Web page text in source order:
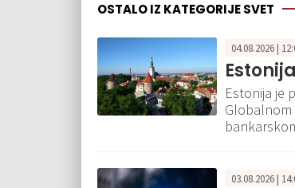
OSTALO IZ KATEGORIJE SVET
04.08.2026 |
Estonija je
Globalnom
03.08.2026 |